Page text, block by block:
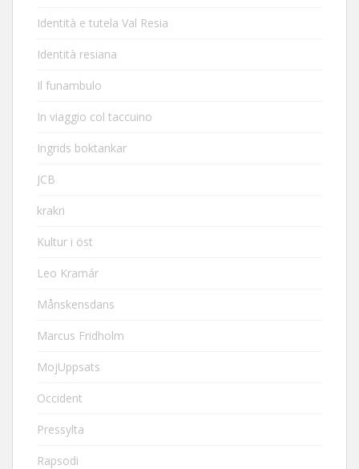
Identità e tutela Val Resia
Identità resiana
Il funambulo
In viaggio col taccuino
Ingrids boktankar
JCB
krakri
Kultur i öst
Leo Kramár
Månskensdans
Marcus Fridholm
MojUppsats
Occident
Pressylta
Rapsodi